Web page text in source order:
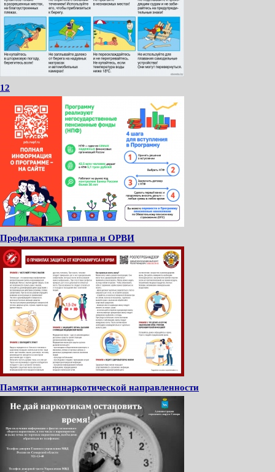
12
Профилактика гриппа и ОРВИ
Памятки антинаркотической направленности